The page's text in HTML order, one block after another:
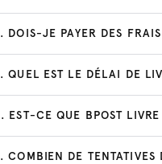
. DOIS-JE PAYER DES
.QUEL EST LE DÉLAI DE
. EST-CE QUE BPOST
.COMBIEN DE